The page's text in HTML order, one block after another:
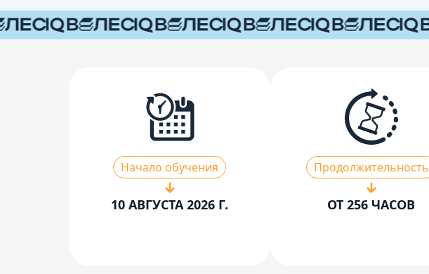
Начало обучения
10 АВГУСТА 2026 Г.
Продолжительность
ОТ 256 ЧАСОВ